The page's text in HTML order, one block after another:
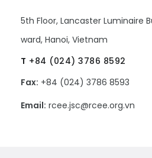
5th Floor, Lancaster Luminaire
ward, Hanoi, Vietnam
T +84 (024) 3786 8592
Fax: +84 (024) 3786 8593
Email: rcee.jsc@rcee.org.vn